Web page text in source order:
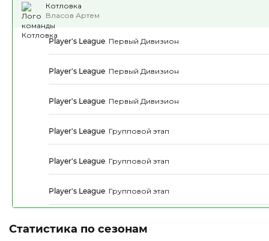
Котловка
Власов Артем
Player's League. Первый Дивизион
Player's League. Первый Дивизион
Player's League. Первый Дивизион
Player's League. Групповой этап
Player's League. Групповой этап
Player's League. Групповой этап
Статистика по сезонам